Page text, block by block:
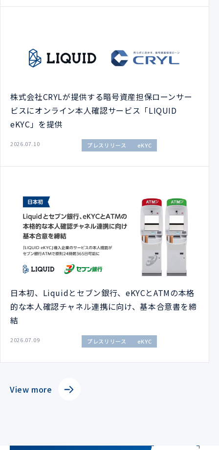
株式会社CRYLが提供する暗号資産担保ローンサー
ビスにオンライン本人確認サービス「LIQUID
eKYC」を提供
2026.07.10 プレスリリース eKYC
日本初、Liquidとセブン銀行、eKYCとATMの本格
的な本人確認チャネル連携に向け、基本合意書を締
結
2026.07.09 プレスリリース eKYC
View more